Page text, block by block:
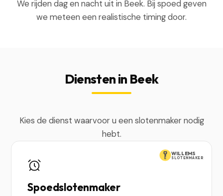
We rijden dag en nacht uit in Beek. Bij spoed geven
we meteen een realistische timing door.
Diensten in Beek
Kies de dienst waarvoor u een slotenmaker nodig
hebt.
WILLEMS
SLOTENMAKER
Spoedslotenmaker